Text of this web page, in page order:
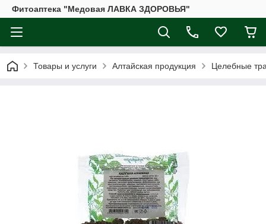
Фитоаптека "Медовая ЛАВКА ЗДОРОВЬЯ"
Товары и услуги Алтайская продукция Целебные